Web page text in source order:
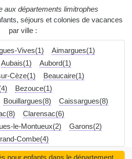
aux départements limitrophes
séjours et colonies de vacances
par ville :
Vives(1)
Aimargues(1)
Aubais(1)
Aubord(1)
Cèze(1)
Beaucaire(1)
Bezouce(1)
Bouillargues(8)
Caissargues(8)
Clarensac(6)
le-Montueux(2)
Garons(2)
Combe(4)
Cailar(2)
Le Grau-du-Roi(3)